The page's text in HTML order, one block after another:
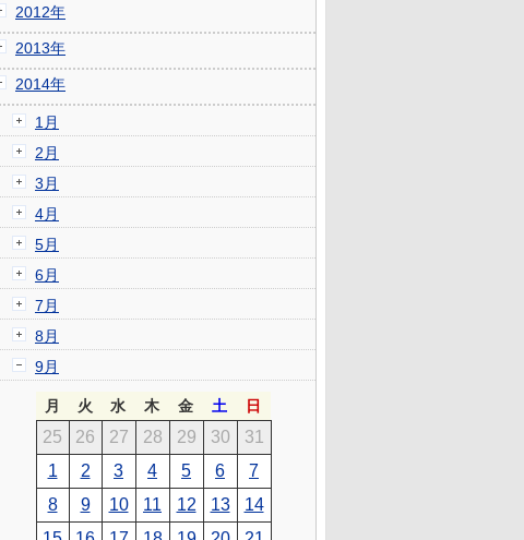
2012年
2013年
2014年
1月
2月
3月
4月
5月
6月
7月
8月
9月
月 火 水 木 金 土 日
25 26 27 28 29 30
31
1
2 3 4 5 6
7
8
9 10 11 12 13
14